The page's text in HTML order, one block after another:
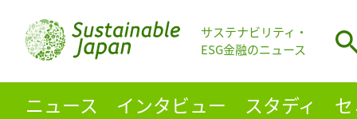
サステナビリティ・
ESG金融のニュース
ニュース インタビュー スタディ